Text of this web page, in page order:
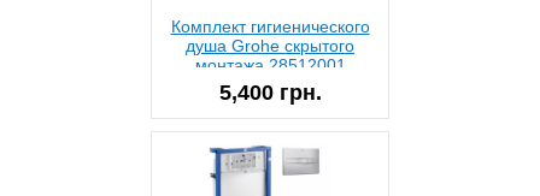
Комплект гигиенического
душа Grohe скрытого
монтажа 28512001
5,400 грн.